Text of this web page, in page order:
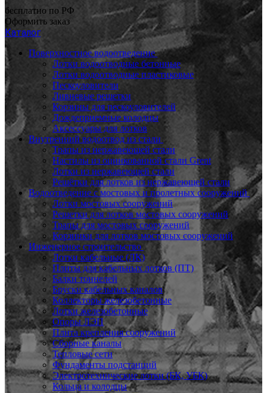
бесплатно по РФ
Оформить заказ
Каталог
Поверхностное водоотведение
Лотки водоотводные бетонные
Лотки водоотводные пластиковые
Пескоуловители
Ливневые решетки
Корзины для пескоуловителей
Дождеприемные колодцы
Аксессуары для лотков
Внутренний водоотвод из стали
Трапы из нержавеющей стали
Настилы из оцинкованной стали Grent
Лотки из нержавеющей стали
Решётки для лотков из нержавеющей стали
Водоотведение с мостовых и пролетных сооружений
Лотки мостовых сооружений
Решетки для лотков мостовых сооружений
Трапы для мостовых сооружений
Корзинки для лотков мостовых сооружений
Инженерное строительство
Лотки кабельные (ЛК)
Плиты для кабельных лотков (ПТ)
Балки тоннелей
Бруски кабельных каналов
Коллекторы железобетонные
Лотки железобетонные
Опоры ЛЭП
Плита крепления сооружений
Сборные каналы
Тепловые сети
Фундаменты подстанций
Электротехнические лотки (БК, УБК)
Кольца и колодцы